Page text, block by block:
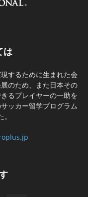
は
するために生まれた会
のため、また日本その
るプレイヤーの一助を
ッカー留学プログラム